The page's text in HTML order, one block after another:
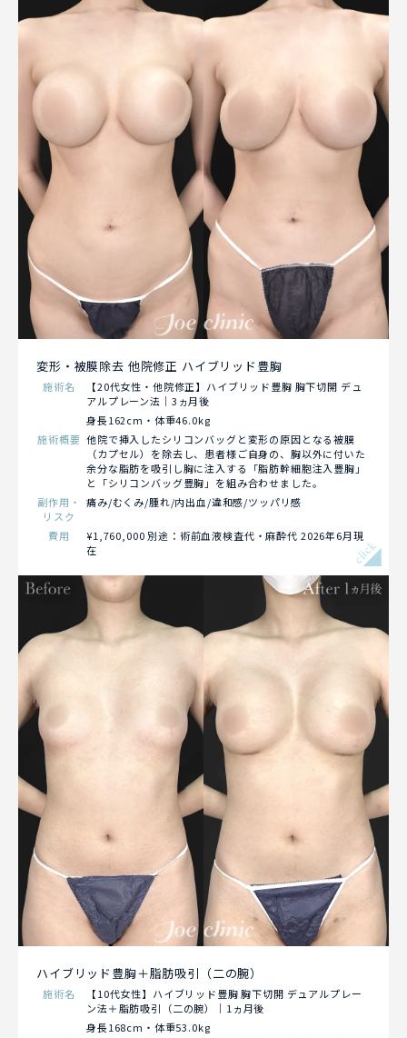
変形・被膜除去 他院修正 ハイブリッド豊胸
施術名
【20代女性・他院修正】ハイブリッド豊胸 胸下切開 デュ
アルプレーン法｜3ヵ月後
身長162cm・体重46.0kg
施術概要 他院で挿入したシリコンバッグと変形の原因となる被膜
（カプセル）を除去し、患者様ご自身の、胸以外に付いた
余分な脂肪を吸引し胸に注入する「脂肪幹細胞注入豊胸」
と「シリコンバッグ豊胸」を組み合わせました。
副作用・
リスク
痛み/むくみ/腫れ/内出血/違和感/ツッパリ感
費用
¥1,760,000 別途：術前血液検査代・麻酔代 2026年6月現
在
click
ハイブリッド豊胸＋脂肪吸引（二の腕）
施術名
【10代女性】ハイブリッド豊胸 胸下切開 デュアルプレー
ン法＋脂肪吸引（二の腕）｜1ヵ月後
身長168cm・体重53.0kg